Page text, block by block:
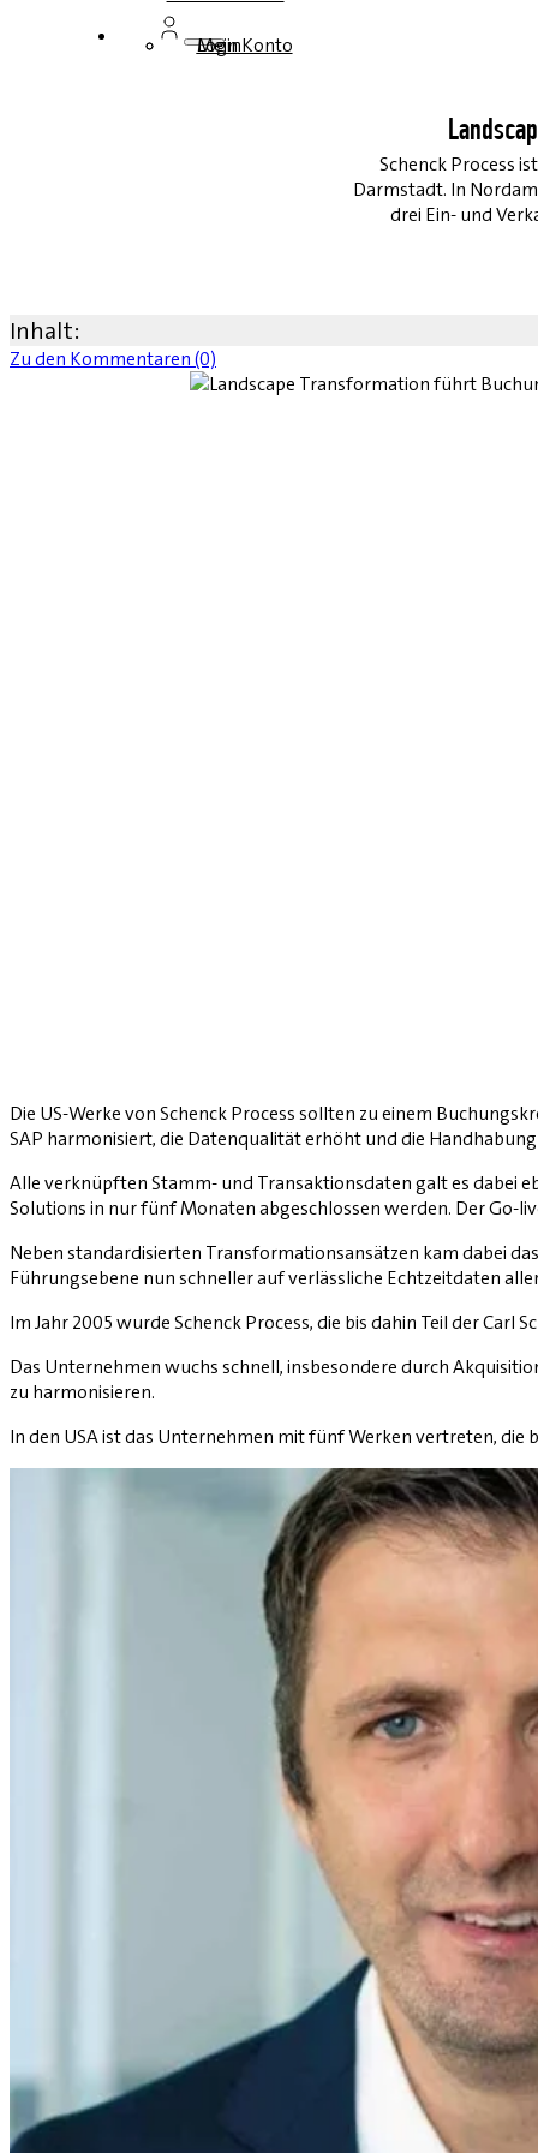
Login
Mein Konto
Schenck Process
Darmstadt. In
drei Ein- und
Inhalt:
Zu den Kommentaren (0)
Die US-Werke von Schenck Process sollten zu einem
SAP harmonisiert, die Datenqualität erhöht und die
Alle verknüpften Stamm- und Transaktionsdaten galt es dabei
Solutions in nur fünf Monaten abgeschlossen werden. Der Go-
Neben standardisierten Transformationsansätzen kam dabei
Führungsebene nun schneller auf verlässliche Echtzeitdaten
Im Jahr 2005 wurde Schenck Process, die bis dahin Teil der
Das Unternehmen wuchs schnell, insbesondere durch
zu harmonisieren.
In den USA ist das Unternehmen mit fünf Werken vertreten,